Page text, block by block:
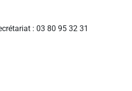
: 03 80 95 32 31